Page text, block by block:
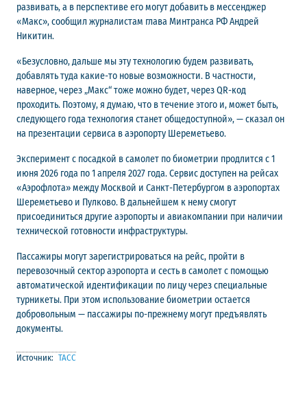
развивать, а в перспективе его могут добавить в мессенджер
«Макс», сообщил журналистам глава Минтранса РФ Андрей
Никитин.
«Безусловно, дальше мы эту технологию будем развивать,
добавлять туда какие-то новые возможности. В частности,
наверное, через „Макс“ тоже можно будет, через QR-код
проходить. Поэтому, я думаю, что в течение этого и, может быть,
следующего года технология станет общедоступной», — сказал он
на презентации сервиса в аэропорту Шереметьево.
Эксперимент с посадкой в самолет по биометрии продлится с 1
июня 2026 года по 1 апреля 2027 года. Сервис доступен на рейсах
«Аэрофлота» между Москвой и Санкт-Петербургом в аэропортах
Шереметьево и Пулково. В дальнейшем к нему смогут
присоединиться другие аэропорты и авиакомпании при наличии
технической готовности инфраструктуры.
Пассажиры могут зарегистрироваться на рейс, пройти в
перевозочный сектор аэропорта и сесть в самолет с помощью
автоматической идентификации по лицу через специальные
турникеты. При этом использование биометрии остается
добровольным — пассажиры по-прежнему могут предъявлять
документы.
Источник: ТАСС